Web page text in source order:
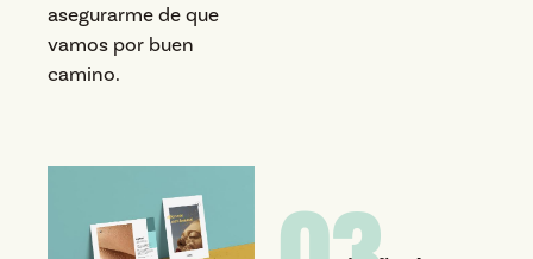
asegurarme de que
vamos por buen
camino.